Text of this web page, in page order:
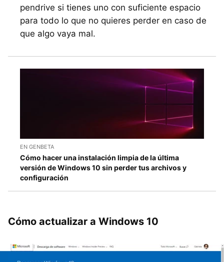
pendrive si tienes uno con suficiente espacio
para todo lo que no quieres perder en caso de
que algo vaya mal.
EN GENBETA
Cómo hacer una instalación limpia de la última
versión de Windows 10 sin perder tus archivos y
configuración
Cómo actualizar a Windows 10